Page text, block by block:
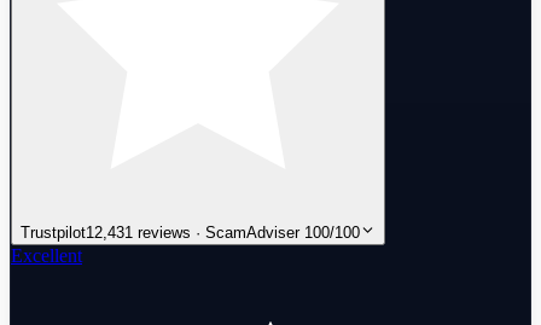
Trustpilot12,431 reviews · ScamAdviser 100/100
Excellent